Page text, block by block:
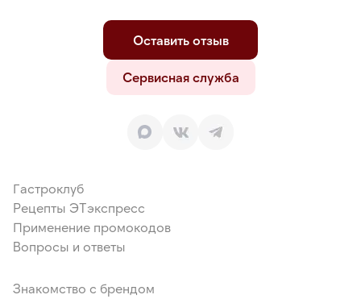
Оставить отзыв
Сервисная служба
Гастроклуб
Рецепты ЭТэкспресс
Применение промокодов
Вопросы и ответы
Знакомство с брендом